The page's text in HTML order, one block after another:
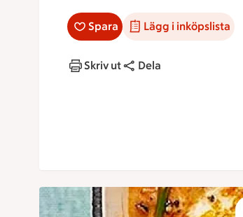
Spara Lägg i inköpslista
Skriv ut Dela